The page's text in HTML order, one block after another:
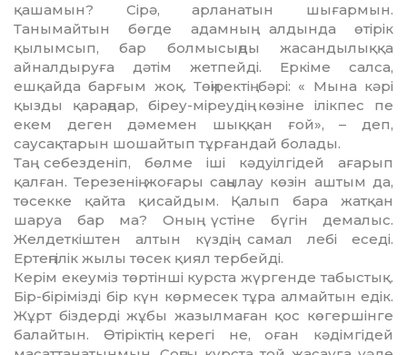
қаша­мын? Сірә, арланатын шығармын.
Танымайтын бөгде адамның алдында өтірік
қылымсып, бар болмысыңды жасандылыққа
айналдыруға дәтім жетпейді. Еркіме салса,
ешқайда барғым жоқ. Төңіректің бәрі: « Мына кәрі
қызды қараңдар, біреу-міреудің көзіне ілікпес пе
екем деген дәмемен шыққан ғой», – деп,
саусақтарын шошайтып тұрғандай болады.
Таң себезденіп, бөлме іші кәдуіл­гідей ағарып
қалған. Терезенің жоғары саңылау көзін аштым да,
төсекке қайта қисайдым. Қалып бара жатқан
шаруа бар ма? Оның үстіне бүгін демалыс.
Желдеткіштен алтын күздің самал лебі еседі.
Ертеңгілік жылы төсек қиял тербейді.
Керім екеуміз төртінші курста жүр­генде табыстық.
Бір-бірімізді бір күн көрмесек тұра алмайтын едік.
Жұрт біздерді жұбы жазылмаған қос көгершінге
балайтын. Өтіріктің керегі не, оған кәдімгідей